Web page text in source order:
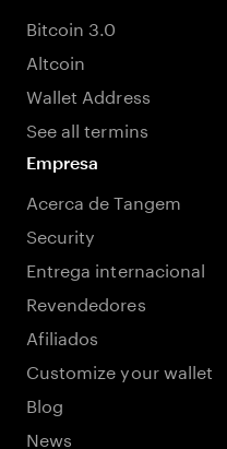
Bitcoin 3.0
Altcoin
Wallet Address
See all termins
Empresa
Acerca de Tangem
Security
Entrega internacional
Revendedores
Afiliados
Customize your wallet
Blog
News